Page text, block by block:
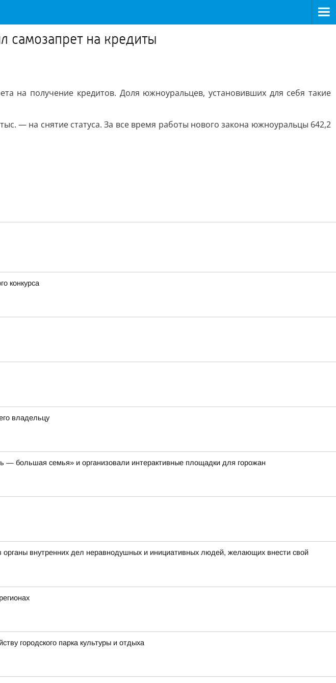
самозапрет на кредиты
на получение кредитов. Доля южноуральцев, установивших для себя такие
— на снятие статуса. За все время работы нового закона южноуральцы 642,2
конкурса
владельцу
— большая семья» и организовали интерактивные площадки для горожан
внутренних дел неравнодушных и инициативных людей, желающих внести свой
городского парка культуры и отдыха